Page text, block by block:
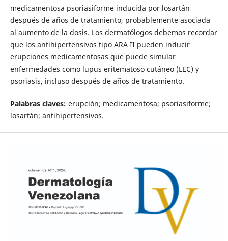
medicamentosa psoriasiforme inducida por losartán
después de años de tratamiento, probablemente asociada
al aumento de la dosis. Los dermatólogos debemos recordar
que los antihipertensivos tipo ARA II pueden inducir
erupciones medicamentosas que puede simular
enfermedades como lupus eritematoso cutáneo (LEC) y
psoriasis, incluso después de años de tratamiento.
Palabras claves: erupción; medicamentosa; psoriasiforme;
losartán; antihipertensivos.